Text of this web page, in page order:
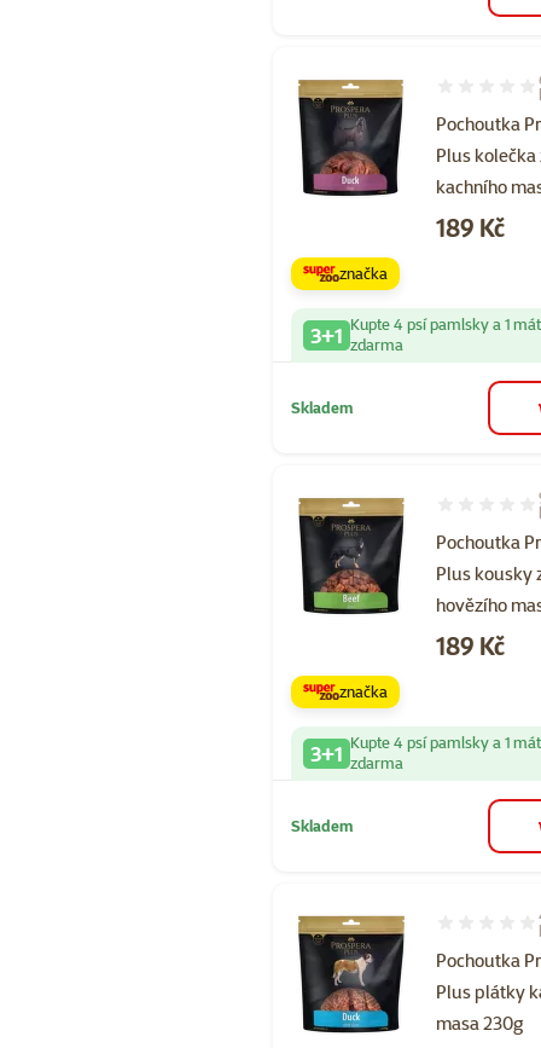
Pochoutka
Plus kolečka
kachního
Hodnocení
Cena
189 Kč
značka
3+1 Kupte 4 psí pamlsky a 1
zdarma
Skladem
Pochoutka
Plus kousky
hovězího
Hodnocení
Cena
189 Kč
značka
3+1 Kupte 4 psí pamlsky a 1
zdarma
Skladem
Pochoutka
Plus plátky
masa 230g
Hodnocení